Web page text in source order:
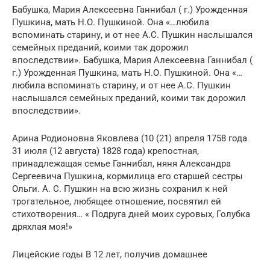
Бабушка, Мария Алексеевна Ганнибал ( г.) Урожденная
Пушкина, мать Н.О. Пушкиной. Она «…любила
вспоминать старину, и от нее А.С. Пушкин наслышался
семейных преданий, коими так дорожил
впоследствии». Бабушка, Мария Алексеевна Ганнибал (
г.) Урожденная Пушкина, мать Н.О. Пушкиной. Она «…
любила вспоминать старину, и от нее А.С. Пушкин
наслышался семейных преданий, коими так дорожил
впоследствии».
Арина Родионовна Яковлева (10 (21) апреля 1758 года
31 июля (12 августа) 1828 года) крепостная,
принадлежащая семье Ганнибал, няня Александра
Сергеевича Пушкина, кормилица его старшей сестры
Ольги. А. С. Пушкин на всю жизнь сохранил к ней
трогательное, любящее отношение, посвятил ей
стихотворения… « Подруга дней моих суровых, Голубка
дряхлая моя!»
Лицейские годы В 12 лет, получив домашнее